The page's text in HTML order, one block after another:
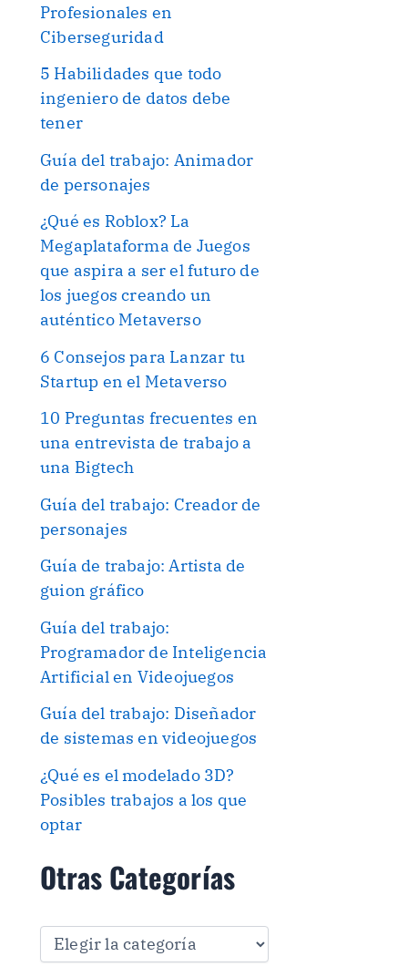
Profesionales en
Ciberseguridad
5 Habilidades que todo
ingeniero de datos debe
tener
Guía del trabajo: Animador
de personajes
¿Qué es Roblox? La
Megaplataforma de Juegos
que aspira a ser el futuro de
los juegos creando un
auténtico Metaverso
6 Consejos para Lanzar tu
Startup en el Metaverso
10 Preguntas frecuentes en
una entrevista de trabajo a
una Bigtech
Guía del trabajo: Creador de
personajes
Guía de trabajo: Artista de
guion gráfico
Guía del trabajo:
Programador de Inteligencia
Artificial en Videojuegos
Guía del trabajo: Diseñador
de sistemas en videojuegos
¿Qué es el modelado 3D?
Posibles trabajos a los que
optar
Otras Categorías
O